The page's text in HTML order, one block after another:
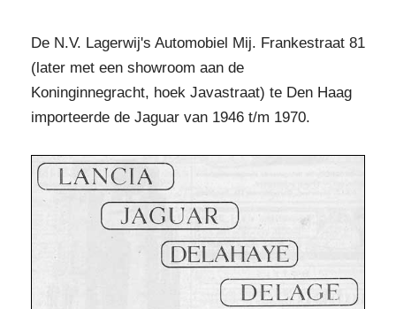
De N.V. Lagerwij's Automobiel Mij. Frankestraat 81
(later met een showroom aan de
Koninginnegracht, hoek Javastraat) te Den Haag
importeerde de Jaguar van 1946 t/m 1970.